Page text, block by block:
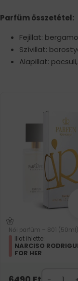
Parfüm összetétel:
Fejillat:
Szívillat:
Alapillat:
Női parfüm – 801 (50ml)
Illat ihlette:
NARCISO
FOR HER